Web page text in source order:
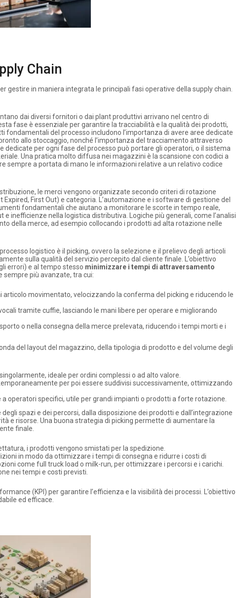
Chain
gestire in maniera integrata le principali fasi operative della supply chain.
dai diversi fornitori o dai plant produttivi arrivano nel centro di
fase è essenziale per garantire la tracciabilità e la qualità dei prodotti,
del processo includono l’importanza di avere aree dedicate
allo stoccaggio, nonché l’importanza del tracciamento attraverso
per ogni fase del processo può portare gli operatori, o il sistema
Una pratica molto diffusa nei magazzini è la scansione con codici a
sempre a portata di mano le informazioni relative a un relativo codice
le merci vengono organizzate secondo criteri di rotazione
Expired, First Out) e categoria. L’automazione e i software di gestione del
fondamentali che aiutano a monitorare le scorte in tempo reale,
inefficienze nella logistica distributiva. Logiche più generali, come l’analisi
della merce, ad esempio collocando i prodotti ad alta rotazione nelle
logistico è il picking, ovvero la selezione e il prelievo degli articoli
sulla qualità del servizio percepito dal cliente finale. L’obiettivo
errori) e al tempo stesso minimizzare i tempi di attraversamento
sempre più avanzate, tra cui:
articolo movimentato, velocizzando la conferma del picking e riducendo le
tramite cuffie, lasciando le mani libere per operare e migliorando
o nella consegna della merce prelevata, riducendo i tempi morti e i
del layout del magazzino, della tipologia di prodotto e del volume degli
ideale per ordini complessi o ad alto valore.
per poi essere suddivisi successivamente, ottimizzando
operatori specifici, utile per grandi impianti o prodotti a forte rotazione.
spazi e dei percorsi, dalla disposizione dei prodotti e dall’integrazione
e risorse. Una buona strategia di picking permette di aumentare la
finale.
i prodotti vengono smistati per la spedizione.
in modo da ottimizzare i tempi di consegna e ridurre i costi di
come full truck load o milk-run, per ottimizzare i percorsi e i carichi.
nei tempi e costi previsti.
(KPI) per garantire l’efficienza e la visibilità dei processi. L’obiettivo
ed efficace.